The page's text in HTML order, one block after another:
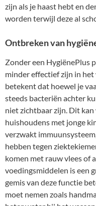
zijn als je haast hebt en
worden terwijl deze al
Ontbreken van
Zonder een HygiënePlus
minder effectief zijn in
betekent dat hoewel je
steeds bacteriën achter
niet zichtbaar zijn. Dit
huishoudens met jonge
verzwakt
hebben tegen
komen met rauw vlees of
voedingsmiddelen is een
gemis van deze functie
moet nemen zoals